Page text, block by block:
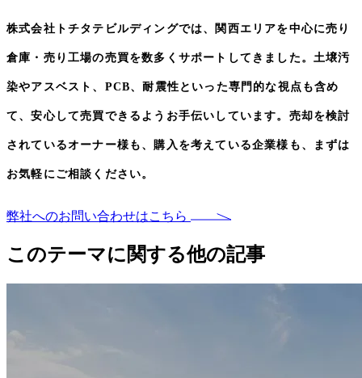
株式会社トチタテビルディングでは、関西エリアを中心に売り
倉庫・売り工場の売買を数多くサポートしてきました。土壌汚
染やアスベスト、 PCB、耐震性といった専門的な視点も含め
て、安心して売買できるようお手伝いしています。売却を検討
されているオーナー様も、購入を考えている企業様も、まずは
お気軽にご相談ください。
弊社へのお問い合わせはこちら
このテーマに関する他の記事